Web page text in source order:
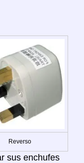
Reverso
sus enchufes